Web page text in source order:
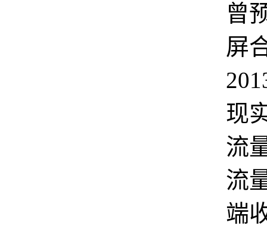
曾
屏
现
流
流
端